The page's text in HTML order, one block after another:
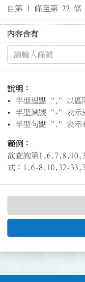
自第 1 條至第 22 條
內容含有
說明：
半型逗點 "," 以區
半型減號 "-" 表示
半型句點 "." 表示
範例：
欲查詢第
式：1,6-8,10,32-